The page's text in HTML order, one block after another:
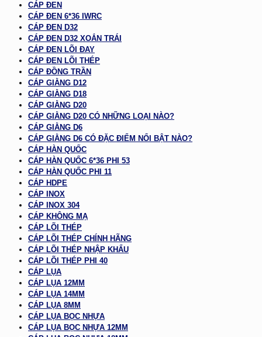
CÁP ĐEN
CÁP ĐEN 6*36 IWRC
CÁP ĐEN D32
CÁP ĐEN D32 XOẮN TRÁI
CÁP ĐEN LÕI ĐAY
CÁP ĐEN LÕI THÉP
CÁP ĐỒNG TRẦN
CÁP GIẰNG D12
CÁP GIẰNG D18
CÁP GIẰNG D20
CÁP GIẰNG D20 CÓ NHỮNG LOẠI NÀO?
CÁP GIẰNG D6
CÁP GIẰNG D6 CÓ ĐẶC ĐIỂM NỔI BẬT NÀO?
CÁP HÀN QUỐC
CÁP HÀN QUỐC 6*36 PHI 53
CÁP HÀN QUỐC PHI 11
CÁP HDPE
CÁP INOX
CÁP INOX 304
CÁP KHÔNG MẠ
CÁP LÕI THÉP
CÁP LÕI THÉP CHÍNH HÃNG
CÁP LÕI THÉP NHẬP KHẨU
CÁP LÕI THÉP PHI 40
CÁP LỤA
CÁP LỤA 12MM
CÁP LỤA 14MM
CÁP LỤA 8MM
CÁP LỤA BỌC NHỰA
CÁP LỤA BỌC NHỰA 12MM